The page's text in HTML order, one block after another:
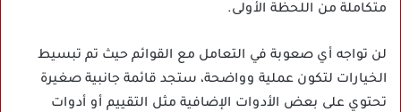
متكاملة من اللحظة الأولى.
لن تواجه أي صعوبة في التعامل مع القوائم حيث تم تبسيط
الخيارات لتكون عملية وواضحة، ستجد قائمة جانبية صغيرة
تحتوي على بعض الأدوات الإضافية مثل التقييم أو أدوات